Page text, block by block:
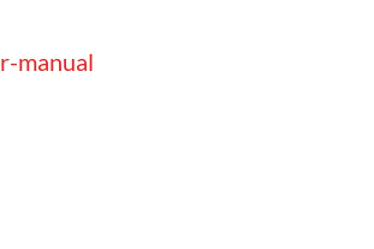
manual